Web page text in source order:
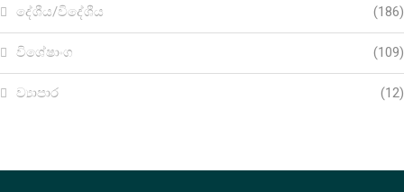
දේශීය/විදේශීය (186)
විශේෂාංග (109)
ව්‍යාපාර (12)